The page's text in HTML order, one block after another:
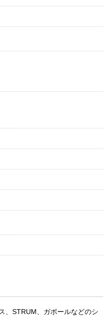
、STRUM、ガボールなどのシ